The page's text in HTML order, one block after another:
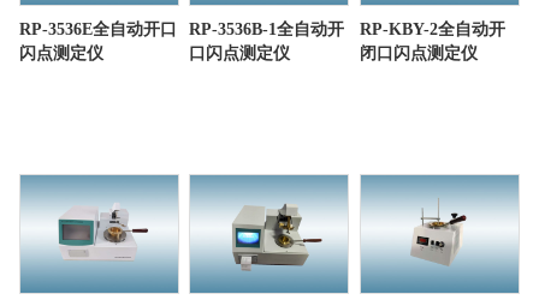
RP-3536E全自动开口
闪点测定仪
RP-3536B-1全自动开
口闪点测定仪
RP-KBY-2全自动开
闭口闪点测定仪